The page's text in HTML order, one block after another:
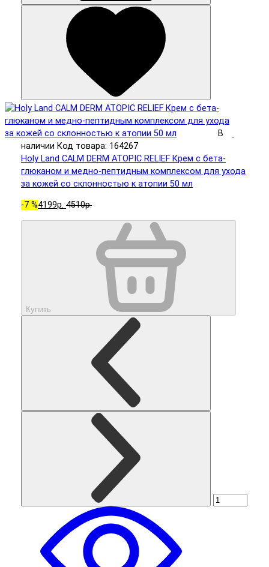
В
наличии Код товара: 164267
Holy Land CALM DERM ATOPIC RELIEF Крем с бета-
глюканом и медно-пептидным комплексом для ухода
за кожей со склонностью к атопии 50 мл
-7 %4199р. 4510р.
Купить